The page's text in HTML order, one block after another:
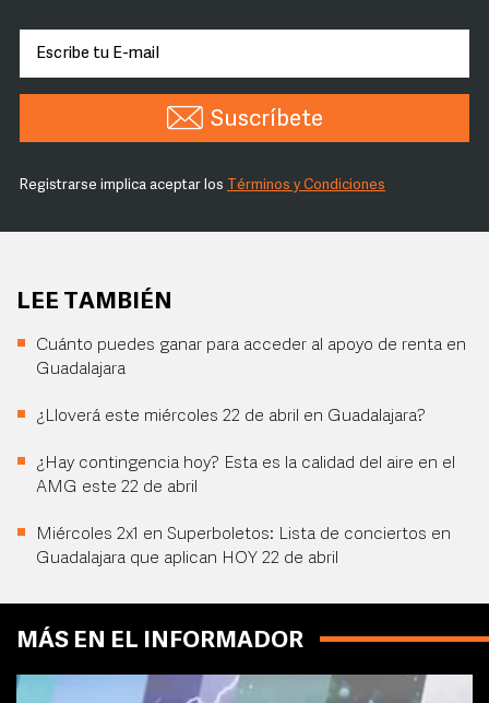
Suscríbete
Registrarse implica aceptar los Términos y Condiciones
LEE TAMBIÉN
Cuánto puedes ganar para acceder al apoyo de renta en
Guadalajara
¿Lloverá este miércoles 22 de abril en Guadalajara?
¿Hay contingencia hoy? Esta es la calidad del aire en el
AMG este 22 de abril
Miércoles 2x1 en Superboletos: Lista de conciertos en
Guadalajara que aplican HOY 22 de abril
MÁS EN EL INFORMADOR